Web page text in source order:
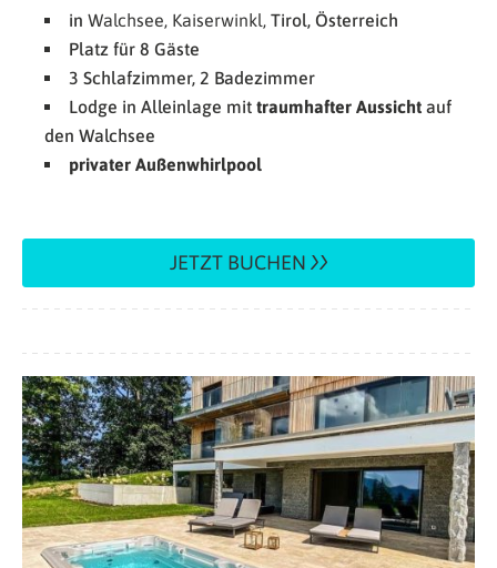
in Walchsee, Kaiserwinkl, Tirol, Österreich
Platz für 8 Gäste
3 Schlafzimmer, 2 Badezimmer
Lodge in Alleinlage mit traumhafter Aussicht auf
den Walchsee
privater Außenwhirlpool
JETZT BUCHEN